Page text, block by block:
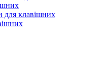
для клавішних